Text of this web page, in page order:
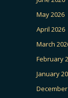
May 2026
April 2026
March
February
January
December